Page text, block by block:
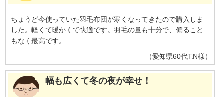
ちょうど今使っていた羽毛布団が寒くなってきたので購入しま
した。軽くて暖かくて快適です。羽毛の量も十分で、偏ること
もなく最高です。
（愛知県60代T.N様）
幅も広くて冬の夜が幸せ！